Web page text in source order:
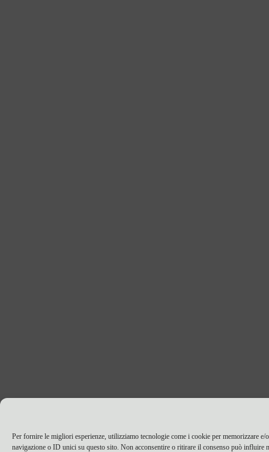
Per fornire le migliori esperienze, utilizziamo tecnologie come i cookie per memorizzare
navigazione o ID unici su questo sito. Non acconsentire o ritirare il consenso può influire